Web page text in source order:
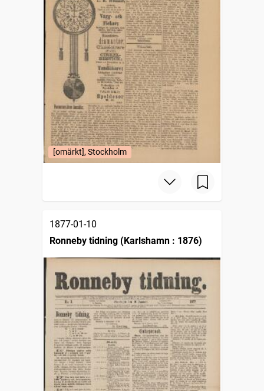
[omärkt], Stockholm
1877-01-10
Ronneby tidning (Karlshamn : 1876)